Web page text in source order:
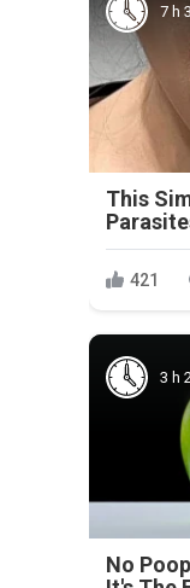
7 h
This
421
3 h
No